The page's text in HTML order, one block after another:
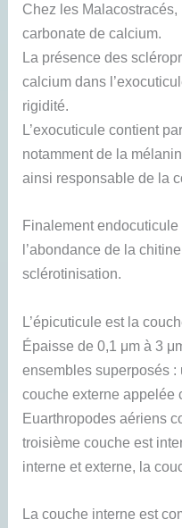
Chez les Malacostracés,
carbonate de calcium.
La présence des
calcium dans
rigidité.
L’exocuticule contient
notamment de la
ainsi responsable de la
Finalement
l’abondance de la
sclérotinisation.
L’épicuticule est la
Épaisse de 0,1 μm à 3
ensembles superposés
couche externe appelée
Euarthropodes aériens
troisième couche est
interne et externe, la
La couche interne est